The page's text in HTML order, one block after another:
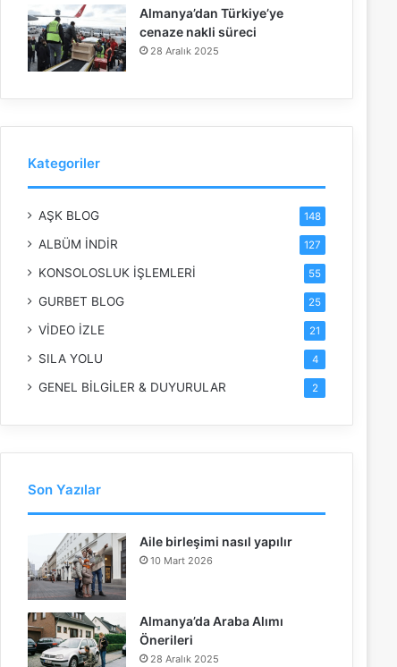
Almanya’dan Türkiye’ye
cenaze nakli süreci
28 Aralık 2025
Kategoriler
AŞK BLOG 148
ALBÜM İNDİR 127
KONSOLOSLUK İŞLEMLERİ 55
GURBET BLOG 25
VİDEO İZLE 21
SILA YOLU 4
GENEL BİLGİLER & DUYURULAR 2
Son Yazılar
Aile birleşimi nasıl yapılır
10 Mart 2026
Almanya’da Araba Alımı
Önerileri
28 Aralık 2025